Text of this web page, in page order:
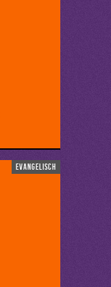
evangelisch